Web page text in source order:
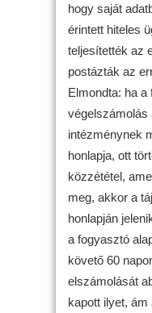
hogy saját
érintett hiteles
teljesítették az
postázták az
Elmondta: ha
végelszámolás
intézménynek
honlapja, ott
közzététel,
meg, akkor a
honlapján
a fogyasztó
követő 60
elszámolását
kapott ilyet, ám